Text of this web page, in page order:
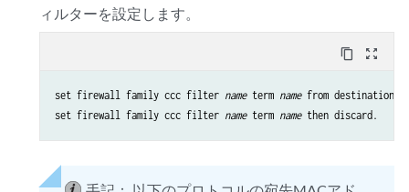
ィルターを設定します。
content_copy zoom_out_map
set firewall family ccc filter name term name from destination-
set firewall family ccc filter name term name